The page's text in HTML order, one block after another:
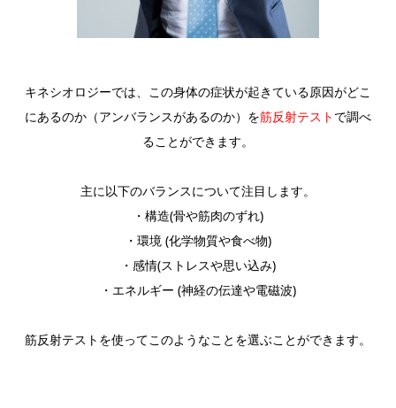
キネシオロジーでは、この身体の症状が起きている原因がどこ
にあるのか（アンバランスがあるのか）を筋反射テスト で調べ
ることができます。
主に以下のバランスについて注目します。
・構造(骨や筋肉のずれ)
・環境 (化学物質や食べ物)
・感情(ストレスや思い込み)
・エネルギー (神経の伝達や電磁波)
筋反射テストを使ってこのようなことを選ぶことができます。